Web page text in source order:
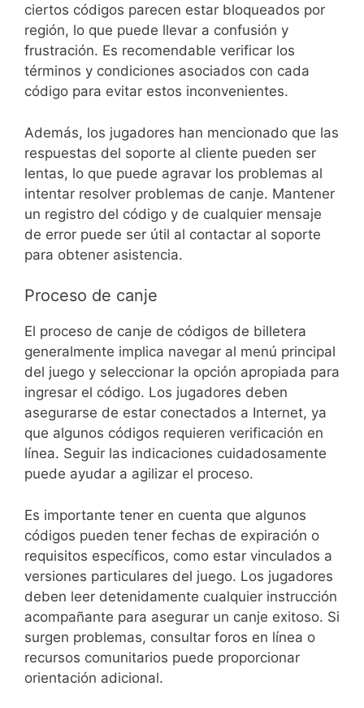
ciertos códigos parecen estar bloqueados por
región, lo que puede llevar a confusión y
frustración. Es recomendable verificar los
términos y condiciones asociados con cada
código para evitar estos inconvenientes.
Además, los jugadores han mencionado que las
respuestas del soporte al cliente pueden ser
lentas, lo que puede agravar los problemas al
intentar resolver problemas de canje. Mantener
un registro del código y de cualquier mensaje
de error puede ser útil al contactar al soporte
para obtener asistencia.
Proceso de canje
El proceso de canje de códigos de billetera
generalmente implica navegar al menú principal
del juego y seleccionar la opción apropiada para
ingresar el código. Los jugadores deben
asegurarse de estar conectados a Internet, ya
que algunos códigos requieren verificación en
línea. Seguir las indicaciones cuidadosamente
puede ayudar a agilizar el proceso.
Es importante tener en cuenta que algunos
códigos pueden tener fechas de expiración o
requisitos específicos, como estar vinculados a
versiones particulares del juego. Los jugadores
deben leer detenidamente cualquier instrucción
acompañante para asegurar un canje exitoso. Si
surgen problemas, consultar foros en línea o
recursos comunitarios puede proporcionar
orientación adicional.